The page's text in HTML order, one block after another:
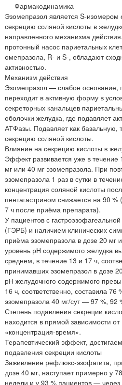
Фармакодинамика
Эзомепразол является S-изомером
секрецию соляной кислоты в
направленного механизма
протонный насос париетальных
омепразола, R- и S-, обладают
активностью.
Механизм действия
Эзомепразол — слабое основание,
переходит в активную форму в
секреторных канальцев
оболочки желудка, где подавляет
АТФазы. Подавляет как базальную,
секрецию соляной кислоты.
Влияние на секрецию кислоты в
Эффект развивается уже в течение
мг или 40 мг эзомепразола. При
эзомепразола 1 раз в сутки в
концентрация соляной кислоты
пентагастрином снижается на 90
7 ч после приёма препарата).
У пациентов с
(ГЭРБ) и наличием клинических
приёма эзомепразола в дозе 20 мг
уровень рН содержимого желудка
среднем, в течение 13 и 17 ч,
принимавших эзомепразол в дозе
рН желудочного содержимого
16 ч, соответственно, составила 76
эзомепразола 40 мг/сут — 97 %, 92
Степень подавления секреции
находится в прямой зависимости
«концентрация-время».
Терапевтический эффект,
подавления секреции кислоты
Заживление рефлюкс-эзофагита,
дозе 40 мг, наступает примерно у
недели и у 93 % пациентов —